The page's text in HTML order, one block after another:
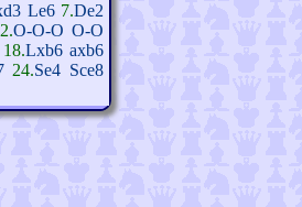
Le6 7.De2
O-O-O O-O
18.Lxb6 axb6
24.Se4 Sce8